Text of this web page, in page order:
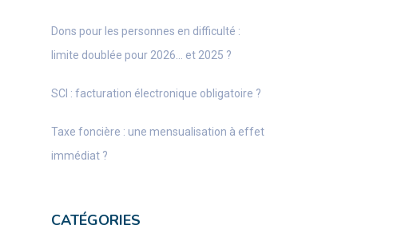
Dons pour les personnes en difficulté :
limite doublée pour 2026… et 2025 ?
SCI : facturation électronique obligatoire ?
Taxe foncière : une mensualisation à effet
immédiat ?
CATÉGORIES